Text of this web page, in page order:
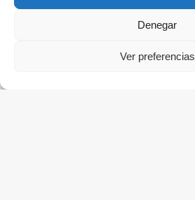
Denegar
Ver preferencias